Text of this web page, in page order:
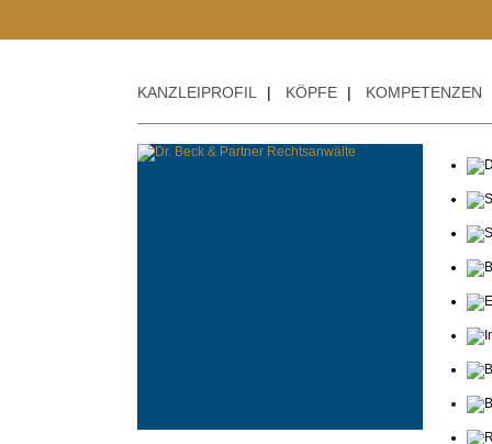
KANZLEIPROFIL | KÖPFE | KOMPETENZEN